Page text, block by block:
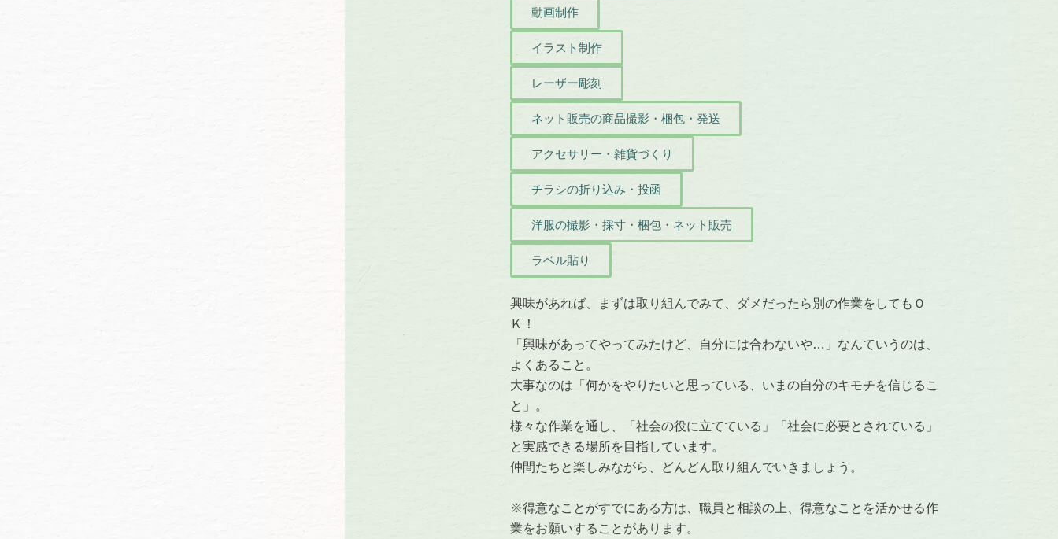
動画制作
イラスト制作
レーザー彫刻
ネット販売の商品撮影・梱包・発送
アクセサリー・雑貨づくり
チラシの折り込み・投函
洋服の撮影・採寸・梱包・ネット販売
ラベル貼り
興味があれば、まずは取り組んでみて、ダメだったら別の作業をしてもＯ
Ｋ！
「興味があってやってみたけど、自分には合わないや…」なんていうのは、
よくあること。
大事なのは「何かをやりたいと思っている、いまの自分のキモチを信じるこ
と」。
様々な作業を通し、「社会の役に立てている」「社会に必要とされている」
と実感できる場所を目指しています。
仲間たちと楽しみながら、どんどん取り組んでいきましょう。
※得意なことがすでにある方は、職員と相談の上、得意なことを活かせる作
業をお願いすることがあります。